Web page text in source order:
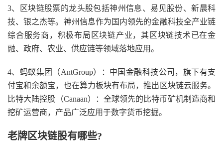
3、区块链股票的龙头股包括神州信息、易见股份、新晨科
技、银之杰等。神州信息作为国内领先的金融科技全产业链
综合服务商，积极布局区块链产业，其区块链技术已在金
融、政府、农业、供应链等领域落地应用。
4、蚂蚁集团（AntGroup）：中国金融科技公司，旗下有支
付宝和余额宝，也在算力板块有布局，推出区块链云服务。
比特大陆控股（Canaan）：全球领先的比特币矿机制造商和
挖矿运营商，产品广泛应用于数字货币挖掘。
老牌区块链股有哪些?